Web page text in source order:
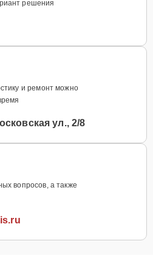
решения
и ремонт можно
ул., 2/8
вопросов, а также